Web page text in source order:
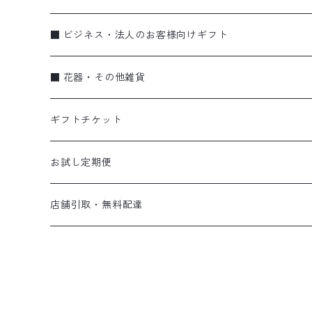
アレンジメント
季節のギフト（リース・しめ縄）
蘭
お誕生日
お祝い・特別な日に
弔事
ビジネス
■ ビジネス・法人のお客様向けギフト
蘭
ブーケ・花束
アレンジメント
スタンド花
■ 花器・その他雑貨
ギフトチケット
flower vase〈花器〉
gift ticket〈ギフトチケット〉
お試し定期便
お試し便
店舗引取・無料配達